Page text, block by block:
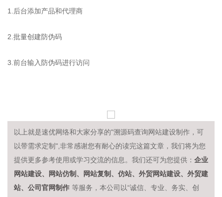
1.后台添加产品和代理商
2.批量创建防伪码
3.前台输入防伪码进行访问
以上就是速优网络和大家分享的"溯源码查询网站建设制作，可
以带需求定制",非常感谢您有耐心的读完这篇文章，我们将为您
提供更多参考使用或学习交流的信息。我们还可为您提供： 企业
网站建设、网站仿制、网站复制、仿站、外贸网站建设、外贸建
站、公司官网制作 等服务，本公司以“诚信、专业、务实、创